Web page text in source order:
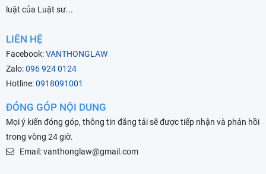
luật của Luật sư...
LIÊN HỆ
Facebook:VANTHONGLAW
Zalo:096 924 0124
Hotline:0918091001
ĐÓNG GÓP NỘI DUNG
Mọi ý kiến đóng góp, thông tin đăng tải sẽ được tiếp nhận và phản hồi
trong vòng 24 giờ.
Email: vanthonglaw@gmail.com